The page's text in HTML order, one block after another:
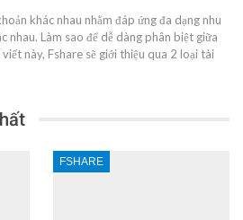
khác nhau nhằm đáp ứng đa dạng nhu
nhau. Làm sao để dễ dàng phân biệt giữa
này, Fshare sẽ giới thiệu qua 2 loại tài
FSHARE